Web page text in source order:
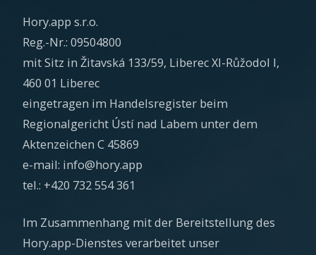
Hory.app s.r.o.
Reg.-Nr.: 09504800
mit Sitz in Žitavská 133/59, Liberec XI-Růžodol I,
460 01 Liberec
eingetragen im Handelsregister beim
Regionalgericht Ústí nad Labem unter dem
Aktenzeichen C 45869
e-mail: info@hory.app
tel.: +420 732 554 361
Im Zusammenhang mit der Bereitstellung des
Hory.app-Dienstes verarbeitet unser